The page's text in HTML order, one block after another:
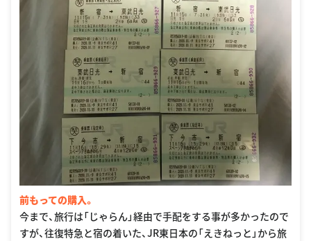
前もっての購入。
今まで、旅行は「じゃらん」経由で手配をする事が多かったので
すが、往復特急と宿の着いた、JR東日本の「えきねっと」から旅